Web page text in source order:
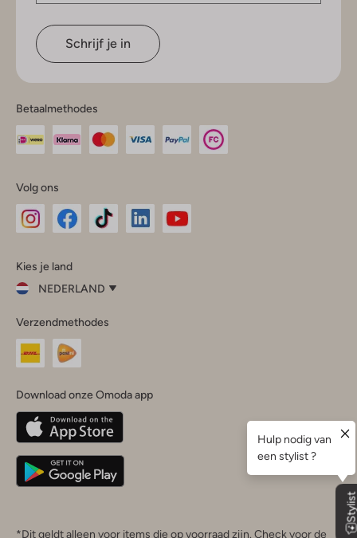
Schrijf je in
Betaalmethodes
Volg ons
InstagramFacebook
Kies je land
NEDERLAND
je
land
Nederland
Belgique(Français)
Deutschland
Verzendmethodes
Download onze Omoda app
*Dit geldt alleen voor items die op voorraad zijn. Check voor de